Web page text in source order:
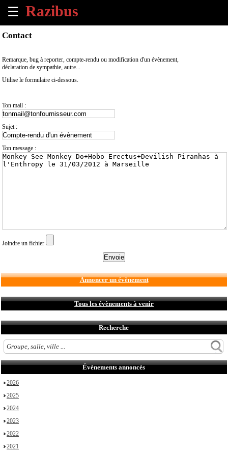
☰
×
les
venir
Annoncer
évènement
Contact
Remarque, bug à reporter, compte-rendu ou modification d'un évènement,
déclaration de sympathie, autre...
Utilise le formulaire ci-dessous.
Ton mail :
Sujet :
Ton message :
Joindre un fichier
Annoncer un évènement
Tous les évènements à venir
Recherche
Évènements annoncés
2026
2025
2024
2023
2022
2021